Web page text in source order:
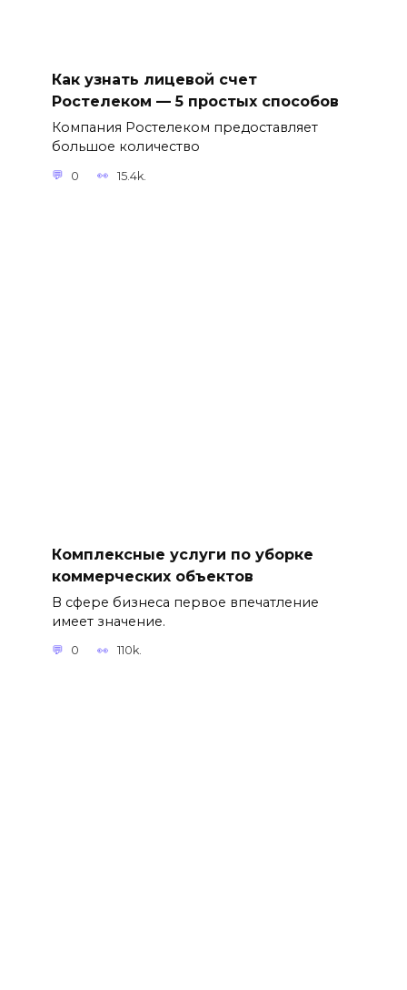
Как узнать лицевой счет
Ростелеком — 5 простых способов
Компания Ростелеком предоставляет
большое количество
0 15.4k.
Комплексные услуги по уборке
коммерческих объектов
В сфере бизнеса первое впечатление
имеет значение.
0 110k.